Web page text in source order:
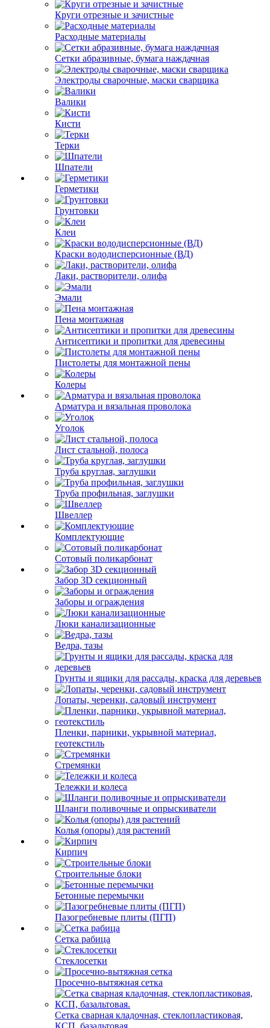
Круги отрезные и зачистные
Расходные материалы
Сетки абразивные, бумага наждачная
Электроды сварочные, маски сварщика
Валики
Кисти
Терки
Шпатели
Герметики
Грунтовки
Клеи
Краски вододисперсионные (ВД)
Лаки, растворители, олифа
Эмали
Пена монтажная
Антисептики и пропитки для древесины
Пистолеты для монтажной пены
Колеры
Арматура и вязальная проволока
Уголок
Лист стальной, полоса
Труба круглая, заглушки
Труба профильная, заглушки
Швеллер
Комплектующие
Сотовый поликарбонат
Забор 3D секционный
Заборы и ограждения
Люки канализационные
Ведра, тазы
Грунты и ящики для рассады, краска для деревьев
Лопаты, черенки, садовый инструмент
Пленки, парники, укрывной материал,
геотекстиль
Стремянки
Тележки и колеса
Шланги поливочные и опрыскиватели
Колья (опоры) для растений
Кирпич
Строительные блоки
Бетонные перемычки
Пазогребневые плиты (ПГП)
Сетка рабица
Стеклосетки
Просечно-вытяжная сетка
Сетка сварная кладочная, стеклопластиковая,
КСП, базальтовая.